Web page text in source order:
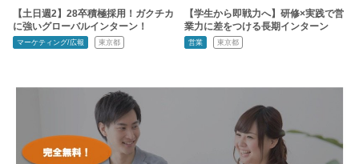
【土日週2】28卒積極採用！ガクチカ
に強いグローバルインターン！
マーケティング/広報 東京都
【学生から即戦力へ】研修×実践で営
業力に差をつける長期インターン
営業 東京都